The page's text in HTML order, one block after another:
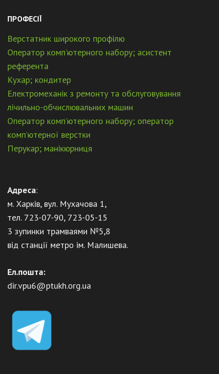
ПРОФЕСІЇ
Верстатник широкого профілю
Оператор комп’ютерного набору; асистент
референта
Кухар; кондитер
Електромеханік з ремонту та обслуговування
лічильно-обчислювальних машин
Оператор комп’ютерного набору; оператор
комп’ютерної верстки
Перукар; манікюрниця
Адреса:
м. Харків, вул. Мухачова 1,
тел. 723-07-90, 723-05-15
3 зупинки трамваями №5,8
від станції метро ім. Малишева.
Ел.пошта:
dir.vpu6@ptukh.org.ua